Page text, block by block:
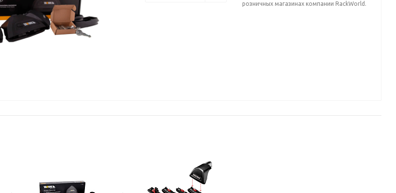
розничных магазинах компании RackWorld.